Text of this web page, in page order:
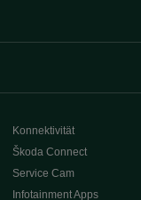
Konnektivität
Škoda Connect
Service Cam
Infotainment Apps